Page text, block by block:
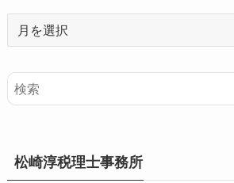
イ
ブ
松崎淳税理士事務所